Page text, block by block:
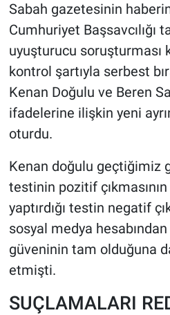
Sabah gazetesinin
Cumhuriyet Başsavcılığı
uyuşturucu soruşturması
kontrol şartıyla serbest
Kenan Doğulu ve Beren
ifadelerine ilişkin yeni
oturdu.
Kenan doğulu geçtiğimiz
testinin pozitif
yaptırdığı testin negatif
sosyal medya
güveninin tam olduğuna
etmişti.
SUÇLAMALARI